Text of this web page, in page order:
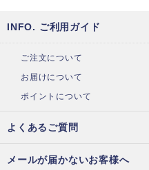
INFO. ご利用ガイド
ご注文について
お届けについて
ポイントについて
よくあるご質問
メールが届かないお客様へ